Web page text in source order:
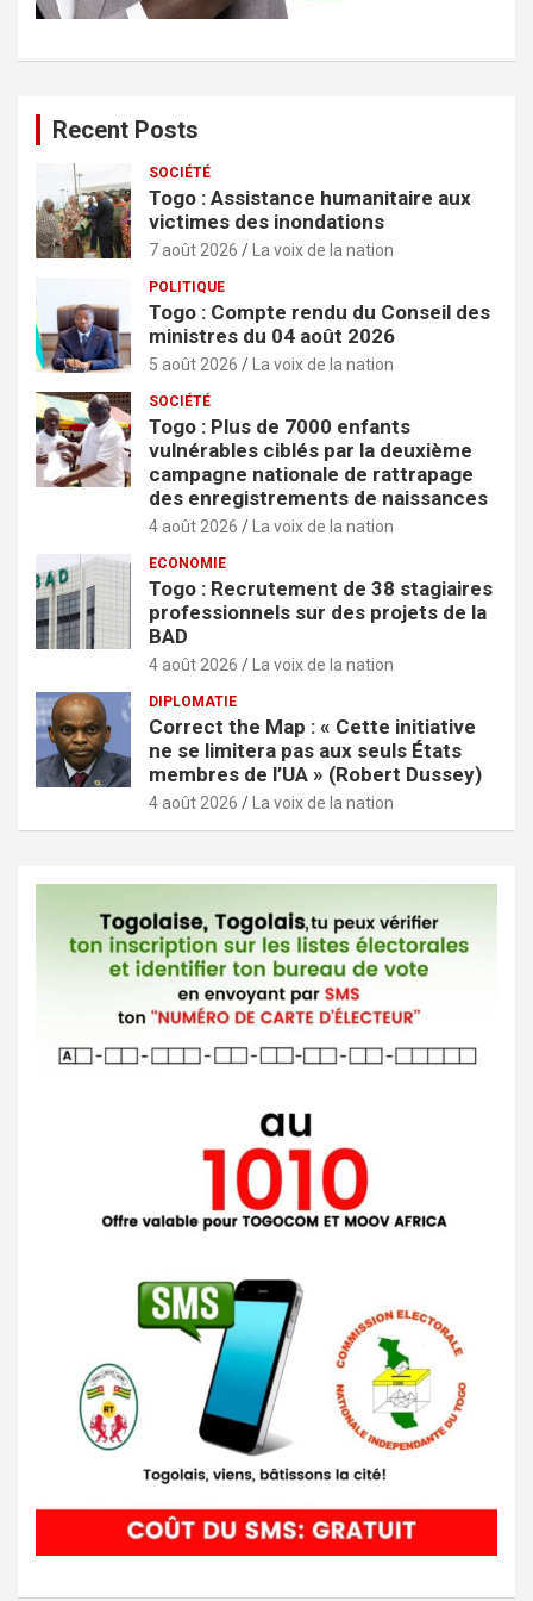
Recent Posts
SOCIÉTÉ
Togo : Assistance humanitaire aux
victimes des inondations
7 août 2026 La voix de la nation
POLITIQUE
Togo : Compte rendu du Conseil des
ministres du 04 août 2026
5 août 2026 La voix de la nation
SOCIÉTÉ
Togo : Plus de 7000 enfants
vulnérables ciblés par la deuxième
campagne nationale de rattrapage
des enregistrements de naissances
4 août 2026 La voix de la nation
ECONOMIE
Togo : Recrutement de 38 stagiaires
professionnels sur des projets de la
BAD
4 août 2026 La voix de la nation
DIPLOMATIE
Correct the Map : « Cette initiative
ne se limitera pas aux seuls États
membres de l’UA » (Robert Dussey)
4 août 2026 La voix de la nation